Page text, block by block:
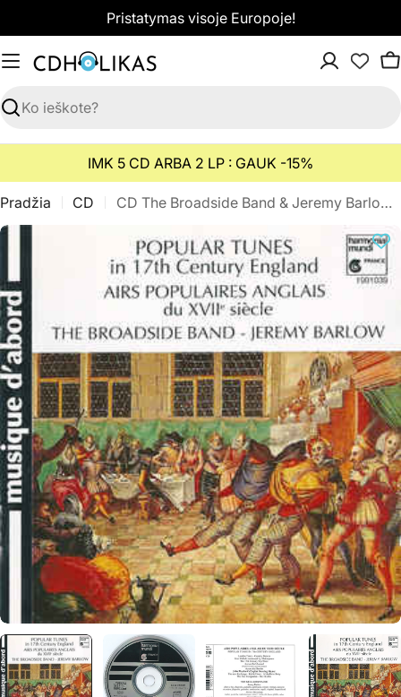
prie
turinio
Pristatymas visoje Europoje!
Paieška
IMK 5 CD ARBA 2 LP : GAUK -15%
Pradžia CD CD The Broadside Band & Jeremy Barlow - Popular Tunes In 17th Century England = Airs Populaires Anglais Du XVIIᵉ Siècle